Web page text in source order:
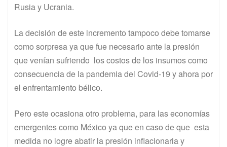
Rusia y Ucrania.
La decisión de este incremento tampoco debe tomarse
como sorpresa ya que fue necesario ante la presión
que venían sufriendo los costos de los insumos como
consecuencia de la pandemia del Covid-19 y ahora por
el enfrentamiento bélico.
Pero este ocasiona otro problema, para las economías
emergentes como México ya que en caso de que esta
medida no logre abatir la presión inflacionaria y